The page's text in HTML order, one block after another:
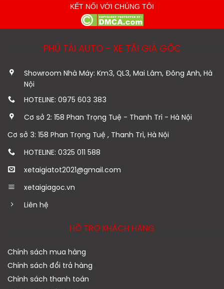
KẾT NỐI VỚI CHÚNG TÔI
PHÚ TÀI AUTO - XE TẢI GIÁ GỐC
Showroom Nhà Máy: Km3, QL3, Mai Lâm, Đông Anh, Hà
Nội
HOTELINE: 0975 603 383
Cơ sở 2: 158 Phan Trọng Tuệ - Thanh Trì - Hà Nội
Cơ sở 3: 158 Phan Trọng Tuệ , Thanh Trì, Hà Nội
HOTELINE: 0325 011 588
xetaigiatot2021@gmail.com
xetaigiagoc.vn
Liên hệ
HỖ TRỢ KHÁCH HÀNG
Chính sách mua hàng
Chính sách đổi trả hàng
Chính sách thanh toán